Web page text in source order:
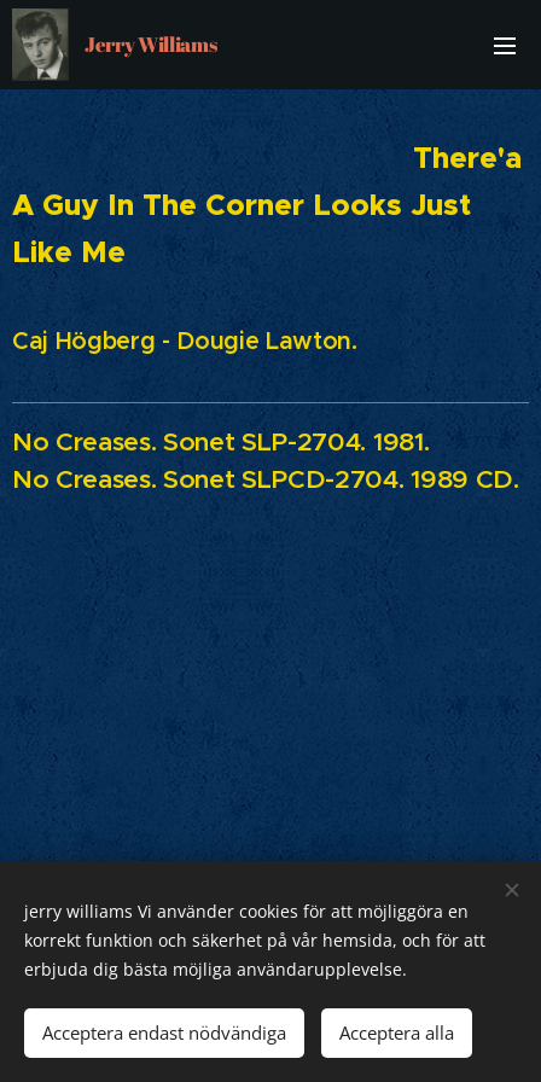
Jerry Williams
There'a
A Guy In The Corner Looks Just
Like Me
Caj Högberg - Dougie Lawton.
No Creases.Sonet SLP-2704. 1981.
No Creases.Sonet SLPCD-2704. 1989 CD.
Jerry Williams
Sveriges Rock Kung.
Webnode Cookies
jerry williams Vi använder cookies för att möjliggöra en
korrekt funktion och säkerhet på vår hemsida, och för att
erbjuda dig bästa möjliga användarupplevelse.
Acceptera endast nödvändiga Acceptera alla